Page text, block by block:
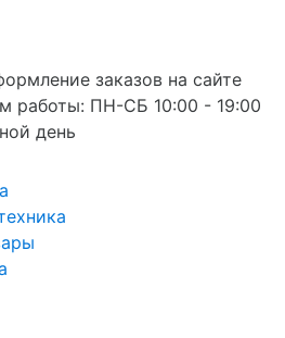
заказов на сайте
работы: ПН-СБ 10:00 - 19:00
день